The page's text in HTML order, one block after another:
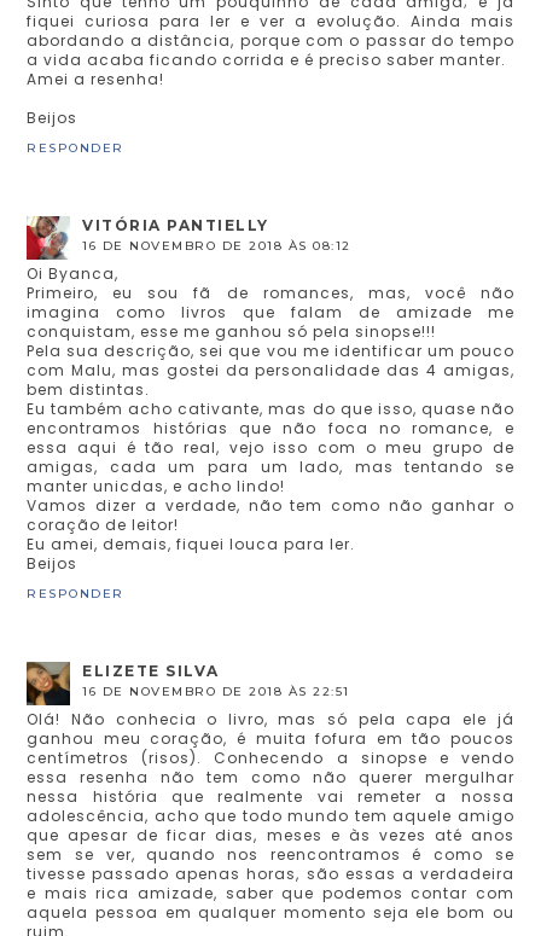
fiquei curiosa para ler e ver a evolução. Ainda mais
abordando a distância, porque com o passar do tempo
a vida acaba ficando corrida e é preciso saber manter.
Amei a resenha!
Beijos
RESPONDER
VITÓRIA PANTIELLY
16 DE NOVEMBRO DE 2018 ÀS 08:12
Oi Byanca,
Primeiro, eu sou fã de romances, mas, você não
imagina como livros que falam de amizade me
conquistam, esse me ganhou só pela sinopse!!!
Pela sua descrição, sei que vou me identificar um pouco
com Malu, mas gostei da personalidade das 4 amigas,
bem distintas.
Eu também acho cativante, mas do que isso, quase não
encontramos histórias que não foca no romance, e
essa aqui é tão real, vejo isso com o meu grupo de
amigas, cada um para um lado, mas tentando se
manter unicdas, e acho lindo!
Vamos dizer a verdade, não tem como não ganhar o
coração de leitor!
Eu amei, demais, fiquei louca para ler.
Beijos
RESPONDER
ELIZETE SILVA
16 DE NOVEMBRO DE 2018 ÀS 22:51
Olá! Não conhecia o livro, mas só pela capa ele já
ganhou meu coração, é muita fofura em tão poucos
centímetros (risos). Conhecendo a sinopse e vendo
essa resenha não tem como não querer mergulhar
nessa história que realmente vai remeter a nossa
adolescência, acho que todo mundo tem aquele amigo
que apesar de ficar dias, meses e às vezes até anos
sem se ver, quando nos reencontramos é como se
tivesse passado apenas horas, são essas a verdadeira
e mais rica amizade, saber que podemos contar com
aquela pessoa em qualquer momento seja ele bom ou